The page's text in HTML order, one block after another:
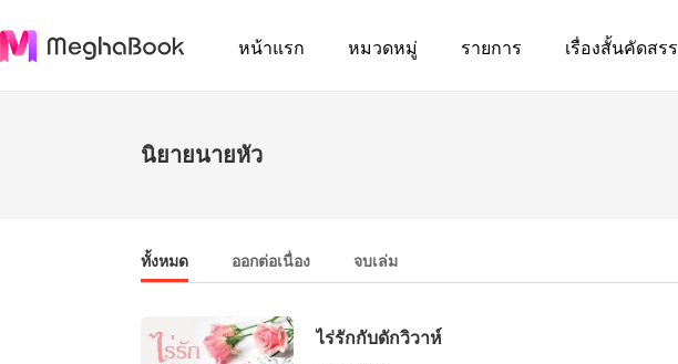
หน้าแรก หมวดหมู่ รายการ เรื่องสั้นคัดสรร
นิยายนายหัว
ทั้งหมด ออกต่อเนื่อง จบเล่ม
ไร่รักกับดักวิวาห์